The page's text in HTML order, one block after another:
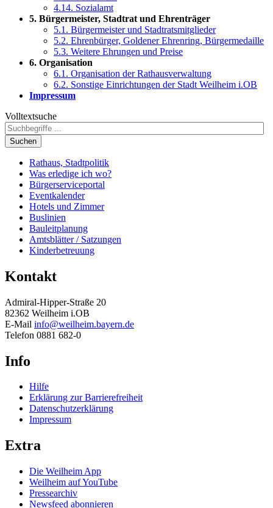
4.14. Sozialamt
5. Bürgermeister, Stadtrat und Ehrenträger
5.1. Bürgermeister und Stadtratsmitglieder
5.2. Ehrenbürger, Goldener Ehrenring, Bürgermedaille
5.3. Weitere Ehrungen und Preise
6. Organisation
6.1. Organisation der Rathausverwaltung
6.2. Sonstige Einrichtungen der Stadt Weilheim i.OB
Impressum
Volltextsuche
Suchen
Rathaus, Stadtpolitik
Was erledige ich wo?
Bürgerserviceportal
Eventkalender
Hotels und Zimmer
Buslinien
Bauleitplanung
Amtsblätter / Satzungen
Kinderbetreuung
Kontakt
Admiral-Hipper-Straße 20
82362 Weilheim i.OB
E-Mail info@weilheim.bayern.de
Telefon 0881 682-0
Info
Hilfe
Erklärung zur Barrierefreiheit
Datenschutzerklärung
Impressum
Extra
Die Weilheim App
Weilheim auf YouTube
Pressearchiv
Newsfeed abonnieren